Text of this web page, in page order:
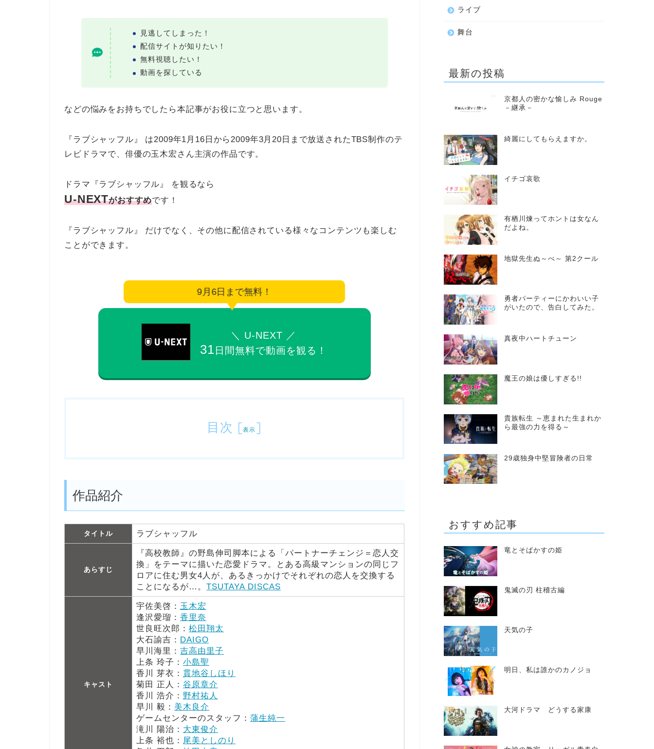
見逃してしまった！
配信サイトが知りたい！
無料視聴したい！
動画を探している
などの悩みをお持ちでしたら本記事がお役に立つと思います。
『ラブシャッフル』 は2009年1月16日から2009年3月20日まで放送されたTBS制作のテ
レビドラマで、俳優の玉木宏さん主演の作品です。
ドラマ『ラブシャッフル』 を観るなら
U-NEXTがおすすめです！
『ラブシャッフル』 だけでなく、その他に配信されている様々なコンテンツも楽しむ
ことができます。
9月6日まで無料！
＼ U-NEXT ／
31 日間無料で動画を観る！
目次 [表示 ]
作品紹介
タイトル ラブシャッフル
あらすじ
『高校教師』の野島伸司脚本による「パートナーチェンジ＝恋人交
換」をテーマに描いた恋愛ドラマ。とある高級マンションの同じフ
ロアに住む男女4人が、あるきっかけでそれぞれの恋人を交換する
ことになるが…。 TSUTAYA DISCAS
キャスト
宇佐美啓： 玉木宏
逢沢愛瑠： 香里奈
世良旺次郎： 松田翔太
大石諭吉： DAIGO
早川海里： 吉高由里子
上条 玲子： 小島聖
香川 芽衣： 貫地谷しほり
菊田 正人： 谷原章介
香川 浩介： 野村祐人
早川 毅： 美木良介
ゲームセンターのスタッフ： 蒲生純一
滝川 陽治： 大東俊介
上条 裕也： 尾美としのり
ライブ
舞台
最新の投稿
京都人の密かな愉しみ Rouge
－継承－
綺麗にしてもらえますか。
イチゴ哀歌
有栖川煉ってホントは女なん
だよね。
地獄先生ぬ～べ～ 第2クール
勇者パーティーにかわいい子
がいたので、告白してみた。
真夜中ハートチューン
魔王の娘は優しすぎる!!
貴族転生 ～恵まれた生まれか
ら最強の力を得る～
29歳独身中堅冒険者の日常
おすすめ記事
竜とそばかすの姫
鬼滅の刃 柱稽古編
天気の子
明日、私は誰かのカノジョ
大河ドラマ どうする家康